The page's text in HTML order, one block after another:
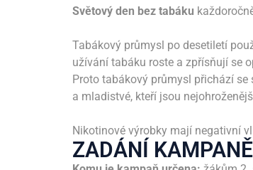
Světový den bez tabáku
Tabákový průmysl po desetiletí
užívání tabáku roste a zpřísňují se
Proto tabákový průmysl přichází
a mladistvé, kteří jsou
Nikotinové výrobky mají negativní
ZADÁNÍ KAMPANĚ